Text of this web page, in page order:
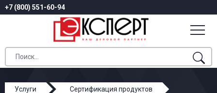
+7 (800) 551-60-94
Услуги
Сертификация продуктов